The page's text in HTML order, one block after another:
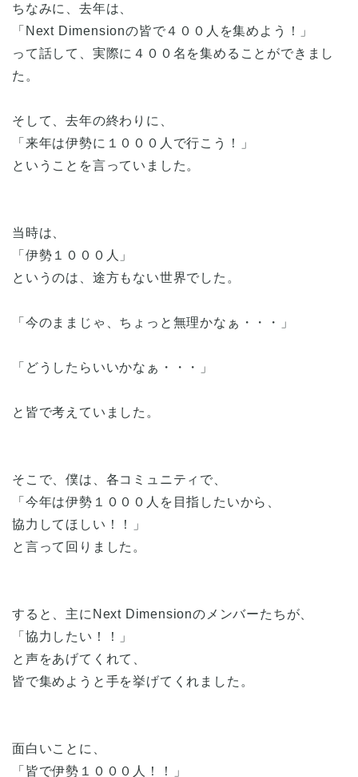
ちなみに、去年は、
「Next Dimensionの皆で４００人を集めよう！」
って話して、実際に４００名を集めることができまし
た。
そして、去年の終わりに、
「来年は伊勢に１０００人で行こう！」
ということを言っていました。
当時は、
「伊勢１０００人」
というのは、途方もない世界でした。
「今のままじゃ、ちょっと無理かなぁ・・・」
「どうしたらいいかなぁ・・・」
と皆で考えていました。
そこで、僕は、各コミュニティで、
「今年は伊勢１０００人を目指したいから、
協力してほしい！！」
と言って回りました。
すると、主にNext Dimensionのメンバーたちが、
「協力したい！！」
と声をあげてくれて、
皆で集めようと手を挙げてくれました。
面白いことに、
「皆で伊勢１０００人！！」